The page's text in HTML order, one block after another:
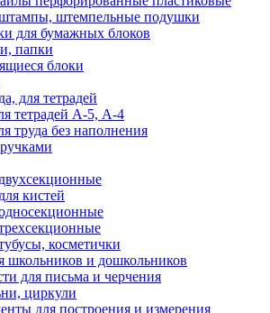
штемпельные подушки
для бумажных блоков
папки
блоки
для тетрадей
тетрадей А-5, А-4
труда без наполнения
кистей
косметички
школьников и дошкольников
для письма и черчения
циркули
для построения и измерения